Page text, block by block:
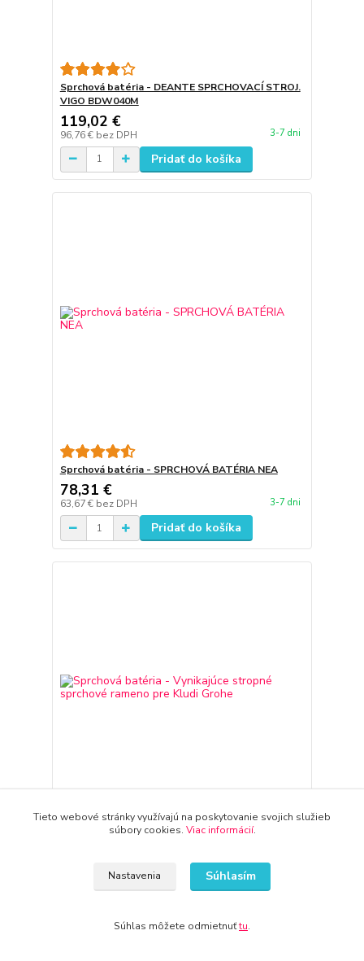
Sprchová batéria - DEANTE SPRCHOVACÍ STROJ.
VIGO BDW040M
119,02 €
96,76 € bez DPH 3-7 dni
Pridať do košíka
Sprchová batéria - SPRCHOVÁ BATÉRIA NEA
78,31 €
63,67 € bez DPH 3-7 dni
Pridať do košíka
Sprchová batéria - Vynikajúce stropné sprchové
44,99 €
Tieto webové stránky využívajú na poskytovanie svojich služieb
súbory cookies. Viac informácií.
Nastavenia Súhlasím
Súhlas môžete odmietnuťtu.